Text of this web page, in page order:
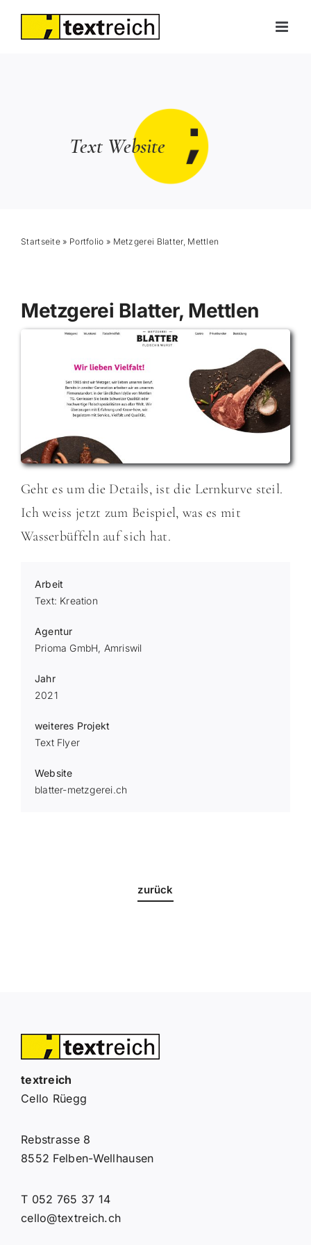
Skip
Text Website
Startseite » Portfolio » Metzgerei Blatter, Mettlen
Metzgerei Blatter, Mettlen
Geht es um die Details, ist die Lernkurve steil.
Ich weiss jetzt zum Beispiel, was es mit
Wasserbüffeln auf sich hat.
Arbeit
Text: Kreation
Agentur
Prioma GmbH, Amriswil
Jahr
2021
weiteres Projekt
Text Flyer
Website
blatter-metzgerei.ch
zurück
textreich
Cello Rüegg
Rebstrasse 8
8552 Felben-Wellhausen
T 052 765 37 14
cello@textreich.ch